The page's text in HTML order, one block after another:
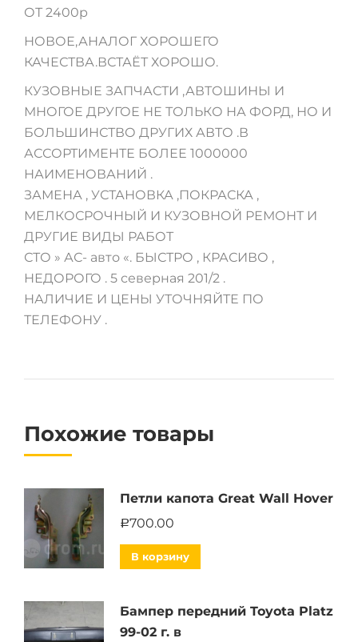
ОТ 2400р
НОВОЕ,АНАЛОГ ХОРОШЕГО
КАЧЕСТВА.ВСТАЁТ ХОРОШО.
КУЗОВНЫЕ ЗАПЧАСТИ ,АВТОШИНЫ И
МНОГОЕ ДРУГОЕ НЕ ТОЛЬКО НА ФОРД, НО И
БОЛЬШИНСТВО ДРУГИХ АВТО .В
АССОРТИМЕНТЕ БОЛЕЕ 1000000
НАИМЕНОВАНИЙ .
ЗАМЕНА , УСТАНОВКА ,ПОКРАСКА ,
МЕЛКОСРОЧНЫЙ И КУЗОВНОЙ РЕМОНТ И
ДРУГИЕ ВИДЫ РАБОТ
СТО » АС- авто «. БЫСТРО , КРАСИВО ,
НЕДОРОГО . 5 северная 201/2 .
НАЛИЧИЕ И ЦЕНЫ УТОЧНЯЙТЕ ПО
ТЕЛЕФОНУ .
Похожие товары
Петли капота Great Wall Hover
Р700.00
В корзину
Бампер передний Toyota Platz
99-02 г. в